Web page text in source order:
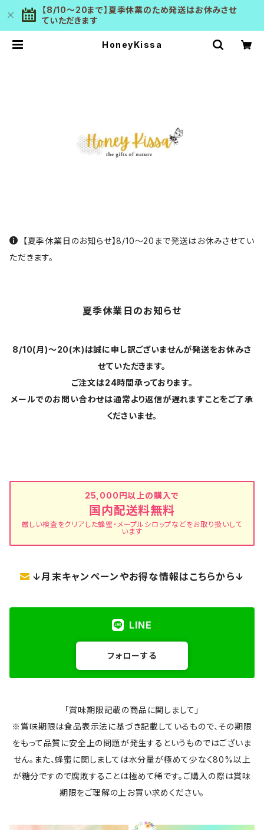
【8/10～20まで】夏季休業のため発送はお休みさせ
ていただきます
HoneyKissa
【夏季休業日のお知らせ】8/10～20まで発送はお休みさせてい
ただきます。
夏季休業日のお知らせ
8/10(月)～20(木)は誠に申し訳ございませんが発送をお休みさ
せていただきます。
ご注文は24時間承っております。
メールでのお問い合わせは通常より返信が遅れますことをご了承
くださいませ。
25,000円以上の購入で
国内配送料無料
厳しい検査をクリアした蜂蜜・メープルシロップなどをお取り扱いして
います
↓月末キャンペーンやお得な情報はこちらから↓
LINE
フォローする
「賞味期限記載の商品に関しまして」
※賞味期限は食品表示法に基づき記載しているもので、その期限
をもって品質に安全上の問題が発生するというものではございま
せん。また、蜂蜜に関しましては水分量が極めて少なく80%以上
が糖分ですので腐敗することは極めて稀です。ご購入の際は賞味
期限をご理解の上お買い求めください。